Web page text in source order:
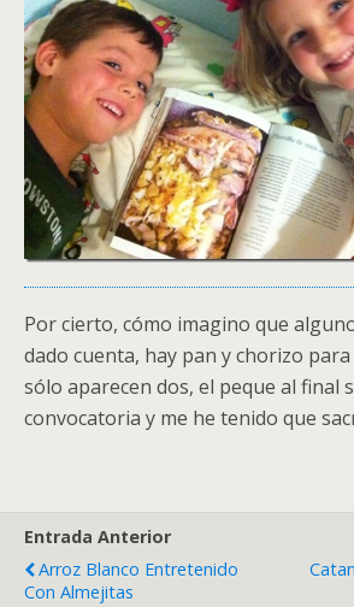
Por cierto, cómo imagino que
dado cuenta, hay pan y chorizo
sólo aparecen dos, el peque al final
convocatoria y me he tenido que
Entrada Anterior
Arroz Blanco Entretenido
Con Almejitas